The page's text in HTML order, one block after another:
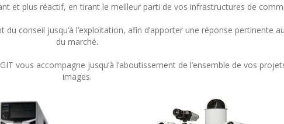
et plus réactif, en tirant le meilleur parti de vos infrastructures de
conseil jusqu’à l’exploitation, afin d’apporter une réponse pertinente
du marché.
vous accompagne jusqu’à l’aboutissement de l’ensemble de vos
images.